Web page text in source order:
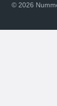
© 2026